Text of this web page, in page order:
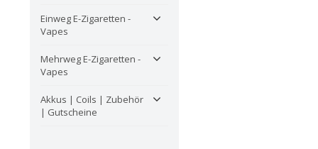
Einweg E-Zigaretten -
Vapes
Mehrweg E-Zigaretten -
Vapes
Akkus | Coils | Zubehör
| Gutscheine